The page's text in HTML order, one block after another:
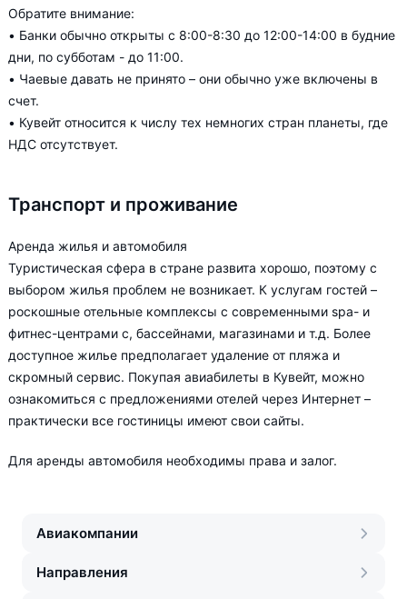
Обратите внимание:
• Банки обычно открыты с 8:00-8:30 до 12:00-14:00 в будние
дни, по субботам - до 11:00.
• Чаевые давать не принято – они обычно уже включены в
счет.
• Кувейт относится к числу тех немногих стран планеты, где
НДС отсутствует.
Транспорт и проживание
Аренда жилья и автомобиля
Туристическая сфера в стране развита хорошо, поэтому с
выбором жилья проблем не возникает. К услугам гостей –
роскошные отельные комплексы с современными spa- и
фитнес-центрами с, бассейнами, магазинами и т.д. Более
доступное жилье предполагает удаление от пляжа и
скромный сервис. Покупая авиабилеты в Кувейт, можно
ознакомиться с предложениями отелей через Интернет –
практически все гостиницы имеют свои сайты.
Для аренды автомобиля необходимы права и залог.
Авиакомпании
Направления